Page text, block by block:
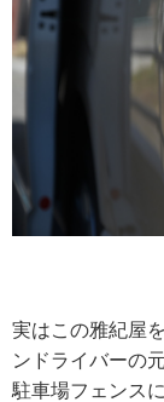
実はこの雅紀屋
ンドライバーの
駐車場フェンス